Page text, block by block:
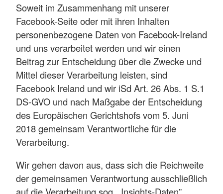
Soweit im Zusammenhang mit unserer
Facebook-Seite oder mit ihren Inhalten
personenbezogene Daten von Facebook-Ireland
und uns verarbeitet werden und wir einen
Beitrag zur Entscheidung über die Zwecke und
Mittel dieser Verarbeitung leisten, sind
Facebook Ireland und wir iSd Art. 26 Abs. 1 S.1
DS-GVO und nach Maßgabe der Entscheidung
des Europäischen Gerichtshofs vom 5. Juni
2018 gemeinsam Verantwortliche für die
Verarbeitung.
Wir gehen davon aus, dass sich die Reichweite
der gemeinsamen Verantwortung ausschließlich
auf die Verarbeitung sog. „Insights-Daten”